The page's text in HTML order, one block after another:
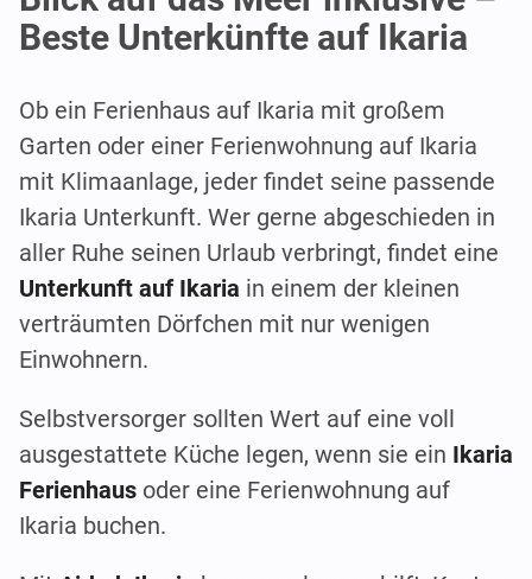
Beste Unterkünfte auf Ikaria
Ob ein Ferienhaus auf Ikaria mit großem
Garten oder einer Ferienwohnung auf Ikaria
mit Klimaanlage, jeder findet seine passende
Ikaria Unterkunft. Wer gerne abgeschieden in
aller Ruhe seinen Urlaub verbringt, findet eine
Unterkunft auf Ikaria in einem der kleinen
verträumten Dörfchen mit nur wenigen
Einwohnern.
Selbstversorger sollten Wert auf eine voll
ausgestattete Küche legen, wenn sie ein Ikaria
Ferienhaus oder eine Ferienwohnung auf
Ikaria buchen.